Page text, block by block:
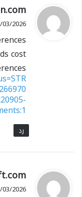
ي
ق
ل
27/03/2026
cost
رد
ي
ق
31/03/2026